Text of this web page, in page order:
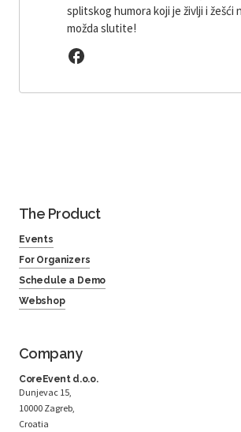
splitskog humora koji je življi i žešći
možda slutite!
The Product
Events
For Organizers
Schedule a Demo
Webshop
Company
CoreEvent d.o.o.
Dunjevac 15,
10000 Zagreb,
Croatia